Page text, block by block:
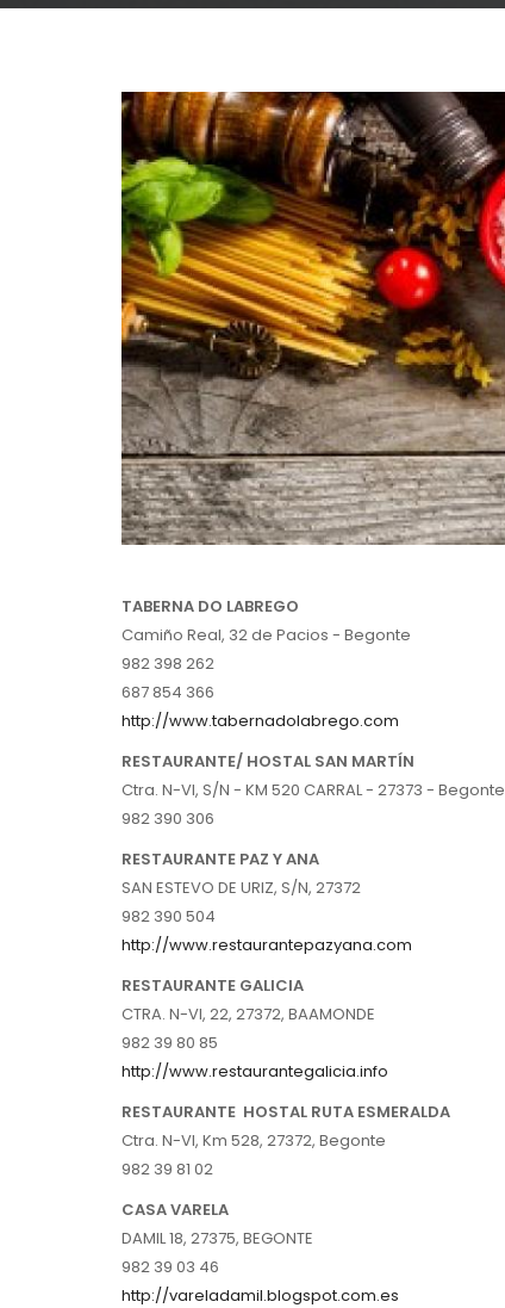
TABERNA DO LABREGO
Camiño Real, 32 de Pacios - Begonte
982 398 262
687 854 366
http://www.tabernadolabrego.com
RESTAURANTE/ HOSTAL SAN MARTÍN
Ctra. N-VI, S/N - KM 520 CARRAL - 27373 - Begonte
982 390 306
RESTAURANTE PAZ Y ANA
SAN ESTEVO DE URIZ, S/N, 27372
982 390 504
http://www.restaurantepazyana.com
RESTAURANTE GALICIA
CTRA. N-VI, 22, 27372, BAAMONDE
982 39 80 85
http://www.restaurantegalicia.info
RESTAURANTE HOSTAL RUTA ESMERALDA
Ctra. N-VI, Km 528, 27372, Begonte
982 39 81 02
CASA VARELA
DAMIL 18, 27375, BEGONTE
982 39 03 46
http://vareladamil.blogspot.com.es